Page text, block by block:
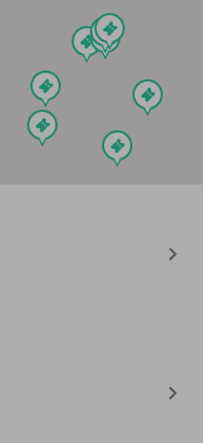
events
events
events
events
events
events
events
events